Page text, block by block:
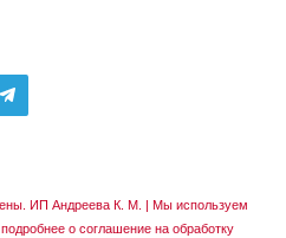
ИП Андреева К. М. | Мы используем
о соглашение на обработку